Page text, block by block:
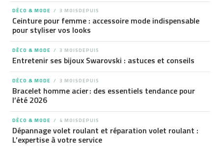
DÉCO & MODE 3 MOISDEPUIS
Ceinture pour femme : accessoire mode indispensable
pour styliser vos looks
DÉCO & MODE 3 MOISDEPUIS
Entretenir ses bijoux Swarovski : astuces et conseils
DÉCO & MODE 3 MOISDEPUIS
Bracelet homme acier : des essentiels tendance pour
l’été 2026
DÉCO & MODE 4 MOISDEPUIS
Dépannage volet roulant et réparation volet roulant :
L’expertise à votre service